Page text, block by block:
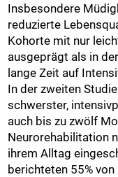
Insbesondere
reduzierte
Kohorte mit nur
ausgeprägt als in
lange Zeit auf
In der zweiten
schwerster,
auch bis zu zwölf
Neurorehabilitation
ihrem Alltag
berichteten 55%